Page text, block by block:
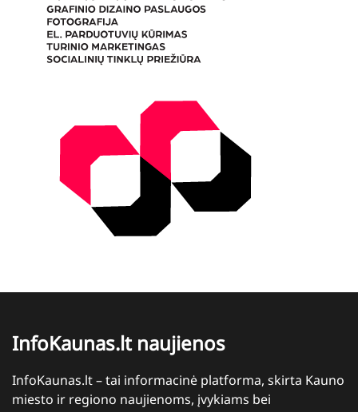
InfoKaunas.lt naujienos
InfoKaunas.lt – tai informacinė platforma, skirta Kauno
miesto ir regiono naujienoms, įvykiams bei